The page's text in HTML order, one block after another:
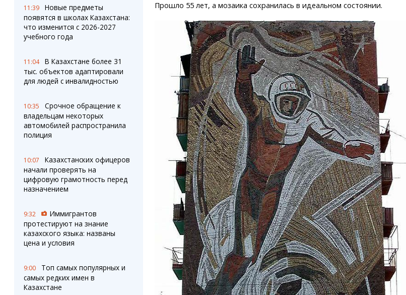
11:39
Новые предметы
появятся в школах Казахстана:
что изменится с 2026-2027
учебного года
11:04
В Казахстане более 31
тыс. объектов адаптировали
для людей с инвалидностью
10:35
Срочное обращение к
владельцам некоторых
автомобилей распространила
полиция
10:07
Казахстанских офицеров
начали проверять на
цифровую грамотность перед
назначением
9:32
Иммигрантов
протестируют на знание
казахского языка: названы
цена и условия
9:00
Топ самых популярных и
самых редких имен в
Казахстане
Прошло 55 лет, а мозаика сохранилась в идеальном состоянии.